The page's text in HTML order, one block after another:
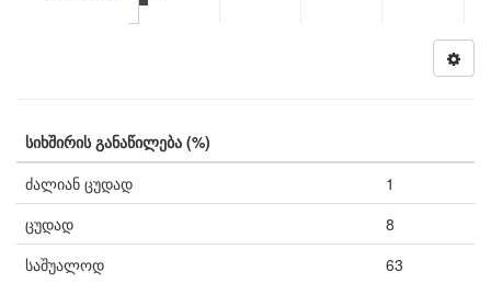
სიხშირის განაწილება (%)
ძალიან ცუდად
1
ცუდად
8
საშუალოდ
63